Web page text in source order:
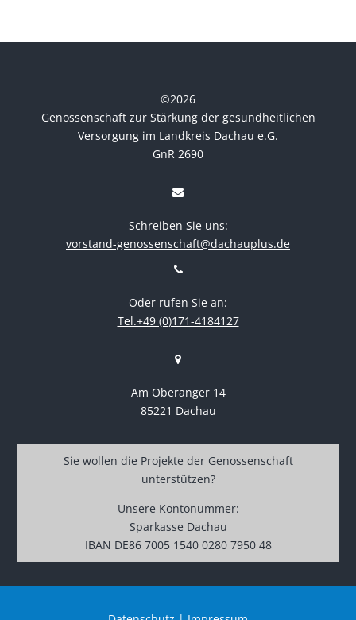
©2026
Genossenschaft zur Stärkung der gesundheitlichen
Versorgung im Landkreis Dachau e.G.
GnR 2690
Schreiben Sie uns:
vorstand-genossenschaft@dachauplus.de
Oder rufen Sie an:
Tel.+49 (0)171-4184127
Am Oberanger 14
85221 Dachau
Sie wollen die Projekte der Genossenschaft
unterstützen?
Unsere Kontonummer:
Sparkasse Dachau
IBAN DE86 7005 1540 0280 7950 48